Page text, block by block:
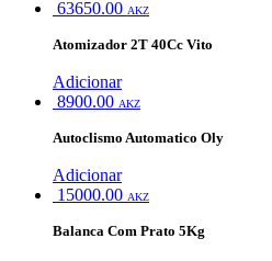
63650.00 AKZ
Atomizador 2T 40Cc Vito
Adicionar
8900.00 AKZ
Autoclismo Automatico Oly
Adicionar
15000.00 AKZ
Balanca Com Prato 5Kg